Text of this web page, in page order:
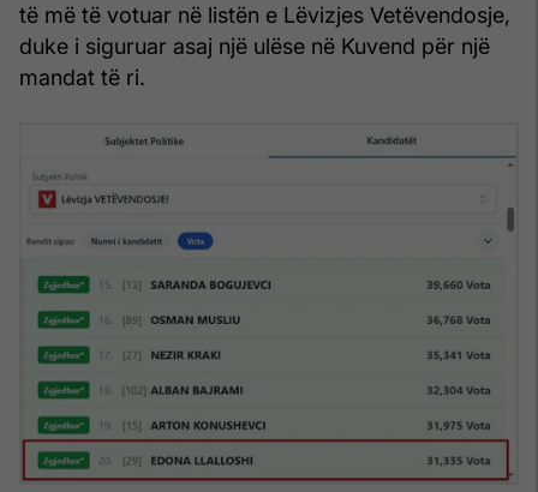
të më të votuar në listën e Lëvizjes Vetëvendosje,
duke i siguruar asaj një ulëse në Kuvend për një
mandat të ri.